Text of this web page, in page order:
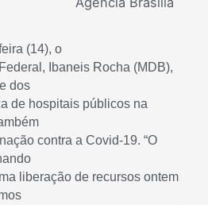
(14), o
Ibaneis Rocha (MDB),
dos
de hospitais públicos na
contra a Covid-19. “O
liberação de recursos ontem